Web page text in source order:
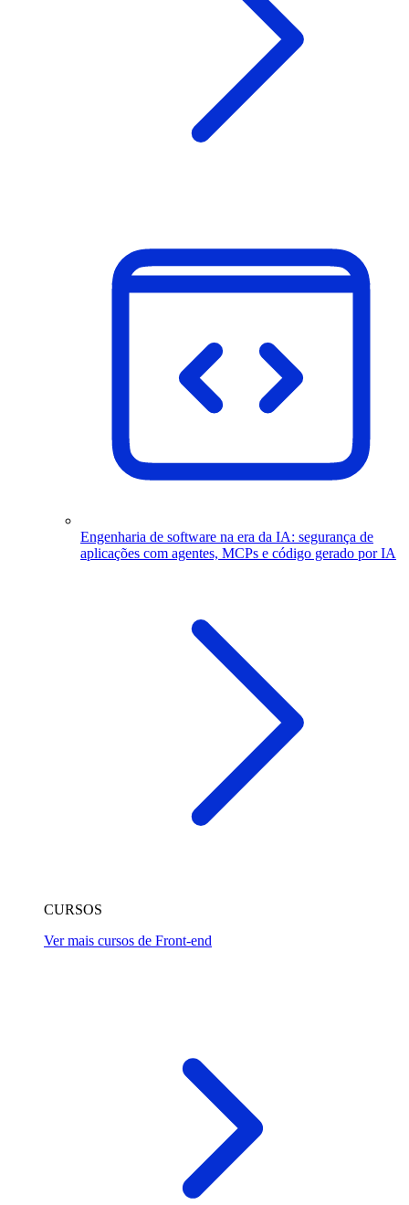
Engenharia de software na era da IA: segurança de
aplicações com agentes, MCPs e código gerado por IA
CURSOS
Ver mais cursos de Front-end